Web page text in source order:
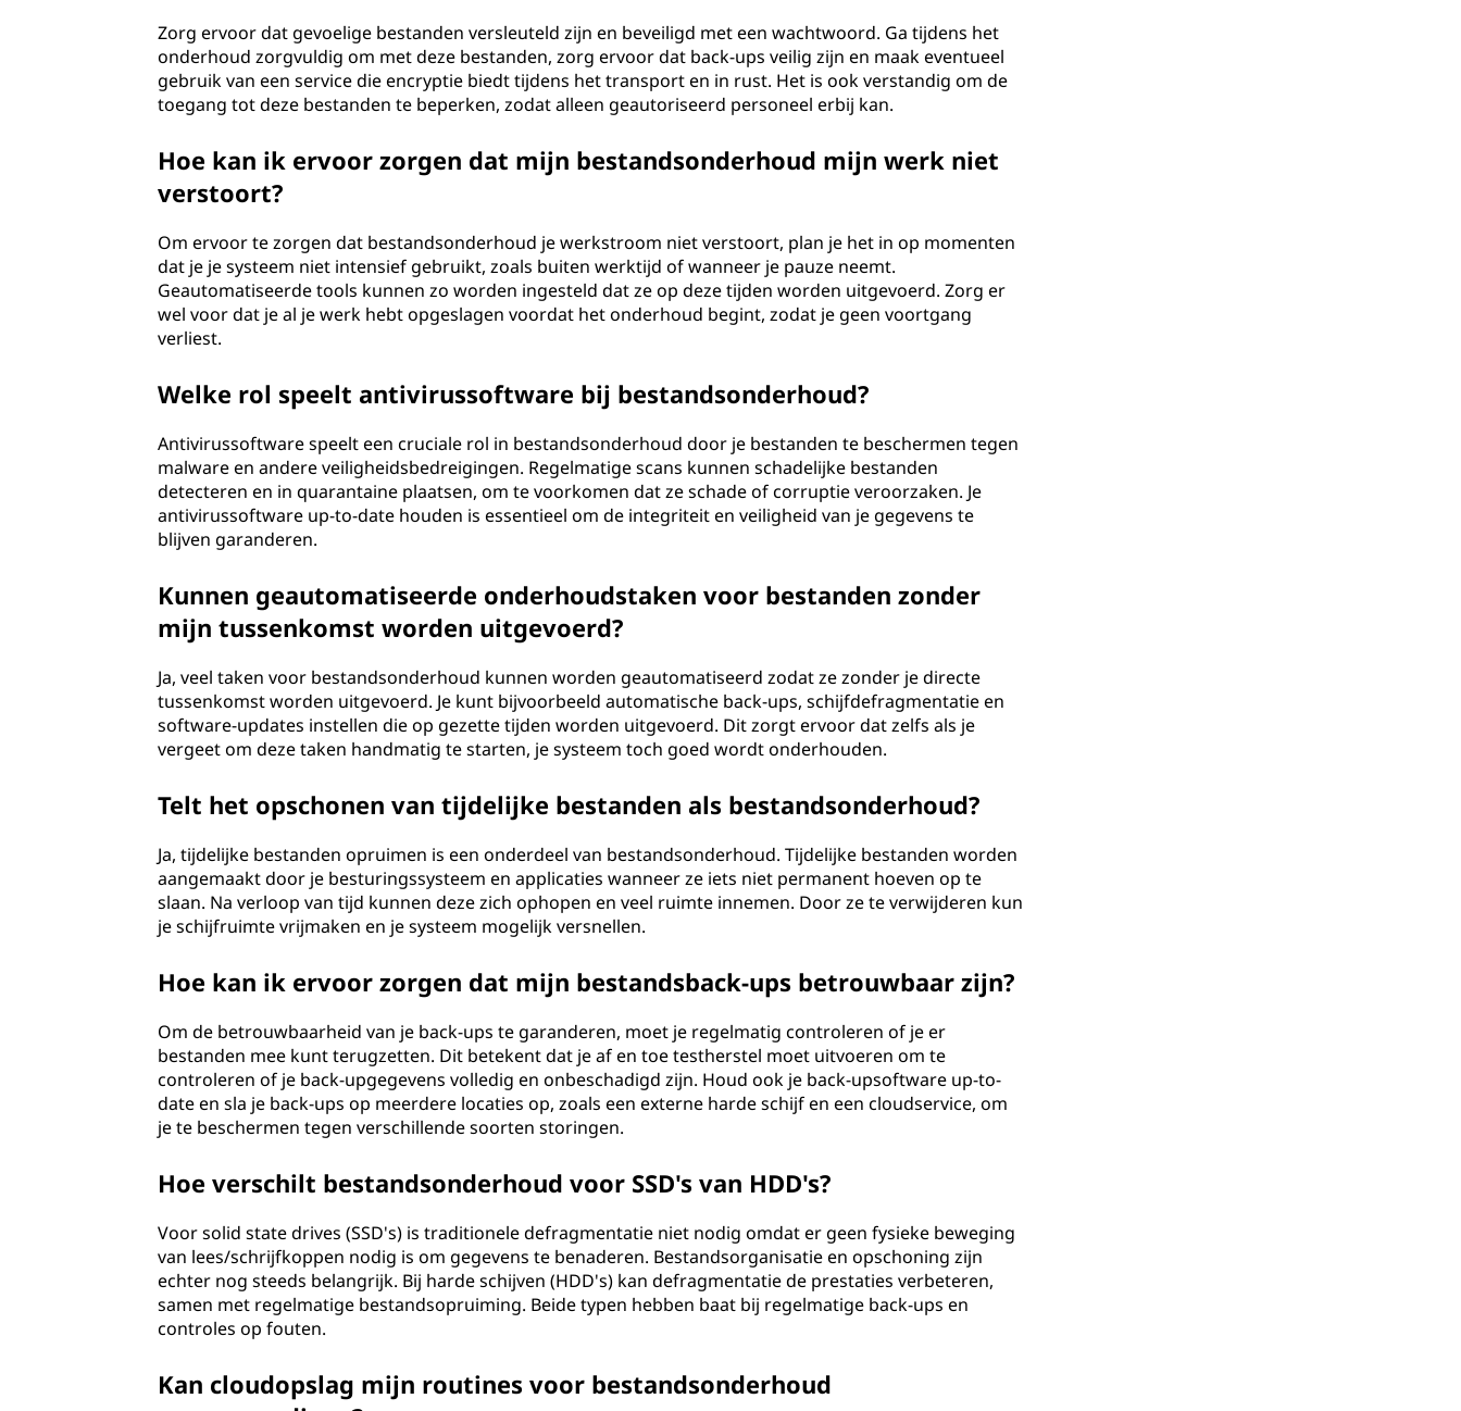
Zorg ervoor dat gevoelige bestanden versleuteld zijn en beveiligd met een wachtwoord. Ga tijdens het
onderhoud zorgvuldig om met deze bestanden, zorg ervoor dat back-ups veilig zijn en maak eventueel
gebruik van een service die encryptie biedt tijdens het transport en in rust. Het is ook verstandig om de
toegang tot deze bestanden te beperken, zodat alleen geautoriseerd personeel erbij kan.
Hoe kan ik ervoor zorgen dat mijn bestandsonderhoud mijn werk niet
verstoort?
Om ervoor te zorgen dat bestandsonderhoud je werkstroom niet verstoort, plan je het in op momenten
dat je je systeem niet intensief gebruikt, zoals buiten werktijd of wanneer je pauze neemt.
Geautomatiseerde tools kunnen zo worden ingesteld dat ze op deze tijden worden uitgevoerd. Zorg er
wel voor dat je al je werk hebt opgeslagen voordat het onderhoud begint, zodat je geen voortgang
verliest.
Welke rol speelt antivirussoftware bij bestandsonderhoud?
Antivirussoftware speelt een cruciale rol in bestandsonderhoud door je bestanden te beschermen tegen
malware en andere veiligheidsbedreigingen. Regelmatige scans kunnen schadelijke bestanden
detecteren en in quarantaine plaatsen, om te voorkomen dat ze schade of corruptie veroorzaken. Je
antivirussoftware up-to-date houden is essentieel om de integriteit en veiligheid van je gegevens te
blijven garanderen.
Kunnen geautomatiseerde onderhoudstaken voor bestanden zonder
mijn tussenkomst worden uitgevoerd?
Ja, veel taken voor bestandsonderhoud kunnen worden geautomatiseerd zodat ze zonder je directe
tussenkomst worden uitgevoerd. Je kunt bijvoorbeeld automatische back-ups, schijfdefragmentatie en
software-updates instellen die op gezette tijden worden uitgevoerd. Dit zorgt ervoor dat zelfs als je
vergeet om deze taken handmatig te starten, je systeem toch goed wordt onderhouden.
Telt het opschonen van tijdelijke bestanden als bestandsonderhoud?
Ja, tijdelijke bestanden opruimen is een onderdeel van bestandsonderhoud. Tijdelijke bestanden worden
aangemaakt door je besturingssysteem en applicaties wanneer ze iets niet permanent hoeven op te
slaan. Na verloop van tijd kunnen deze zich ophopen en veel ruimte innemen. Door ze te verwijderen kun
je schijfruimte vrijmaken en je systeem mogelijk versnellen.
Hoe kan ik ervoor zorgen dat mijn bestandsback-ups betrouwbaar zijn?
Om de betrouwbaarheid van je back-ups te garanderen, moet je regelmatig controleren of je er
bestanden mee kunt terugzetten. Dit betekent dat je af en toe testherstel moet uitvoeren om te
controleren of je back-upgegevens volledig en onbeschadigd zijn. Houd ook je back-upsoftware up-to-
date en sla je back-ups op meerdere locaties op, zoals een externe harde schijf en een cloudservice, om
je te beschermen tegen verschillende soorten storingen.
Hoe verschilt bestandsonderhoud voor SSD's van HDD's?
Voor solid state drives (SSD's) is traditionele defragmentatie niet nodig omdat er geen fysieke beweging
van lees/schrijfkoppen nodig is om gegevens te benaderen. Bestandsorganisatie en opschoning zijn
echter nog steeds belangrijk. Bij harde schijven (HDD's) kan defragmentatie de prestaties verbeteren,
samen met regelmatige bestandsopruiming. Beide typen hebben baat bij regelmatige back-ups en
controles op fouten.
Kan cloudopslag mijn routines voor bestandsonderhoud